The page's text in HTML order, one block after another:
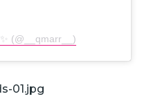
(@__qmarr__)